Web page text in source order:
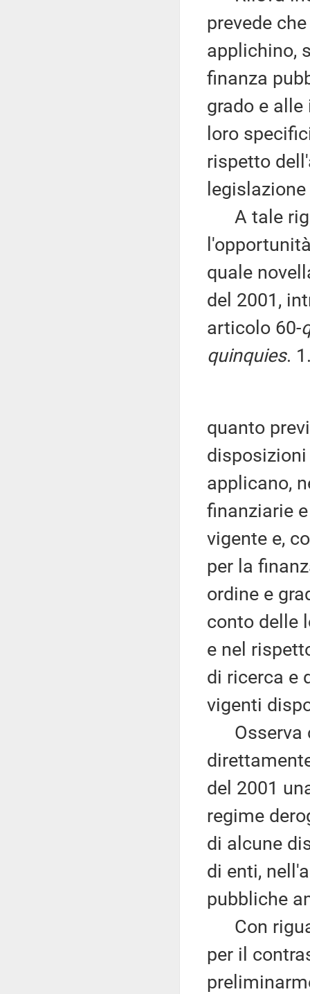
prevede
applichino,
finanza
grado e
loro
rispetto
A tale
quale
del 2001,
articolo 60-
quinquies.
quanto
applicano,
finanziarie
vigente e,
per la
ordine e
conto delle
e nel
di ricerca e
vigenti
Osserva
del 2001
regime
di alcune
di enti,
pubbliche
Con
per il